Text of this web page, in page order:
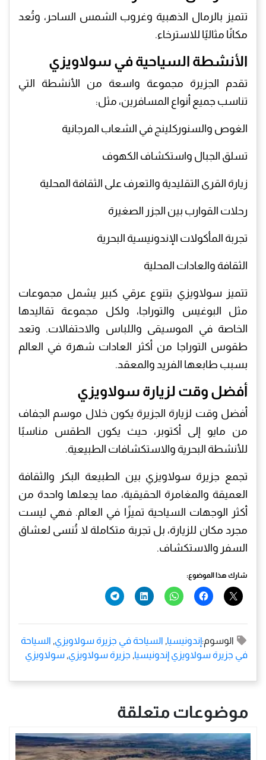
تتميز بالرمال الذهبية وغروب الشمس الساحر، وتُعد
مكانًا مثاليًا للاسترخاء.
الأنشطة السياحية في سولاويزي
تقدم الجزيرة مجموعة واسعة من الأنشطة التي
تناسب جميع أنواع المسافرين، مثل:
الغوص والسنوركلينج في الشعاب المرجانية
تسلق الجبال واستكشاف الكهوف
زيارة القرى التقليدية والتعرف على الثقافة المحلية
رحلات القوارب بين الجزر الصغيرة
تجربة المأكولات الإندونيسية البحرية
الثقافة والعادات المحلية
تتميز سولاويزي بتنوع عرقي كبير يشمل مجموعات
مثل البوغيس والتوراجا، ولكل مجموعة تقاليدها
الخاصة في الموسيقى واللباس والاحتفالات. وتعد
طقوس التوراجا من أكثر العادات شهرة في العالم
بسبب طابعها الفريد والمعقد.
أفضل وقت لزيارة سولاويزي
أفضل وقت لزيارة الجزيرة يكون خلال موسم الجفاف
من مايو إلى أكتوبر، حيث يكون الطقس مناسبًا
للأنشطة البحرية والاستكشافات الطبيعية.
تجمع جزيرة سولاويزي بين الطبيعة البكر والثقافة
العميقة والمغامرة الحقيقية، مما يجعلها واحدة من
أكثر الوجهات السياحية تميزًا في العالم. فهي ليست
مجرد مكان للزيارة، بل تجربة متكاملة لا تُنسى لعشاق
السفر والاستكشاف.
شارك هذا الموضوع:
الوسوم:إندونيسيا, السياحة في جزيرة سولاويزي, السياحة
في جزيرة سولاويزي إندونيسيا, جزيرة سولاويزي, سولاويزي
موضوعات متعلقة